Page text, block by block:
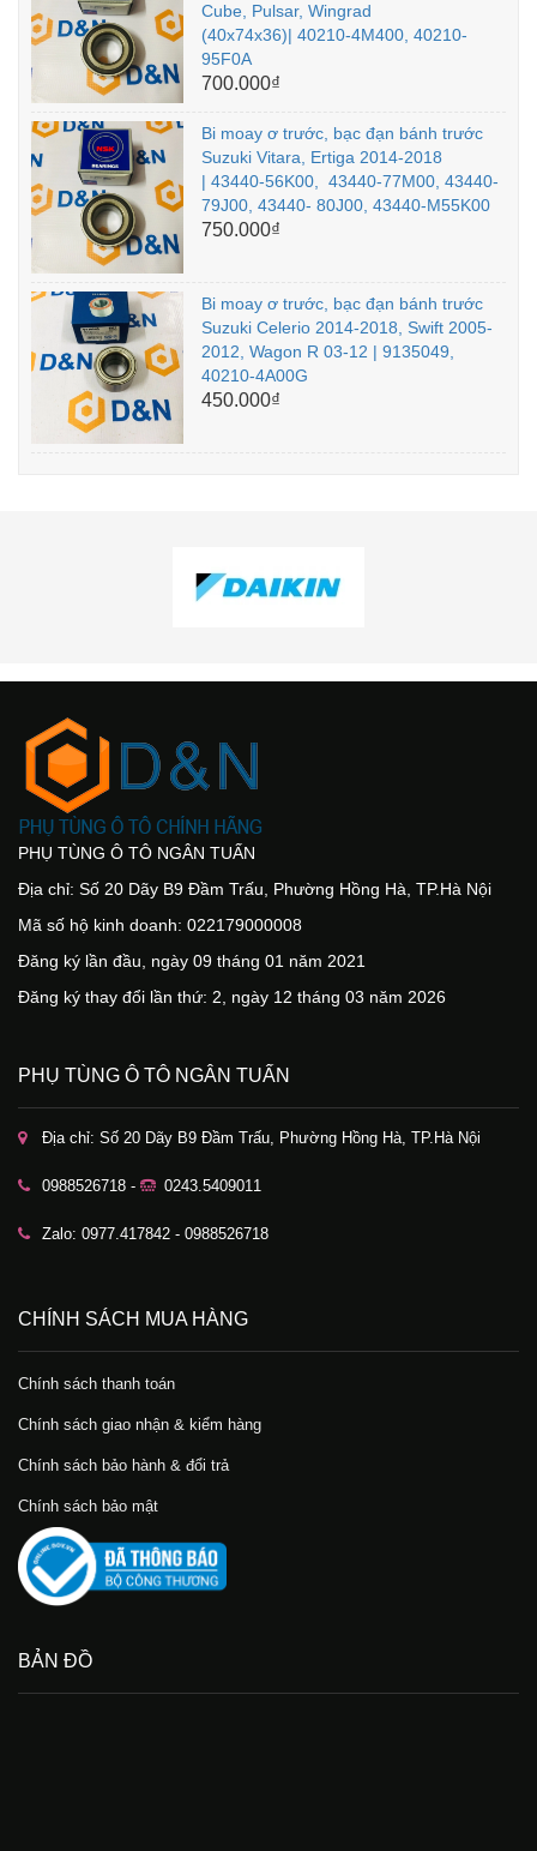
Cube, Pulsar, Wingrad
(40x74x36)| 40210-4M400, 40210-
95F0A
700.000₫
Bi moay ơ trước, bạc đạn bánh trước
Suzuki Vitara, Ertiga 2014-2018
| 43440-56K00, 43440-77M00, 43440-
79J00, 43440- 80J00, 43440-M55K00
750.000₫
Bi moay ơ trước, bạc đạn bánh trước
Suzuki Celerio 2014-2018, Swift 2005-
2012, Wagon R 03-12 | 9135049,
40210-4A00G
450.000₫
PHỤ TÙNG Ô TÔ NGÂN TUẤN
Địa chỉ: Số 20 Dãy B9 Đầm Trấu, Phường Hồng Hà, TP.Hà Nội
Mã số hộ kinh doanh: 022179000008
Đăng ký lần đầu, ngày 09 tháng 01 năm 2021
Đăng ký thay đổi lần thứ: 2, ngày 12 tháng 03 năm 2026
PHỤ TÙNG Ô TÔ NGÂN TUẤN
Địa chỉ: Số 20 Dãy B9 Đầm Trấu, Phường Hồng Hà, TP.Hà Nội
0988526718 - 0243.5409011
Zalo: 0977.417842 - 0988526718
CHÍNH SÁCH MUA HÀNG
Chính sách thanh toán
Chính sách giao nhận & kiểm hàng
Chính sách bảo hành & đổi trả
Chính sách bảo mật
BẢN ĐỒ